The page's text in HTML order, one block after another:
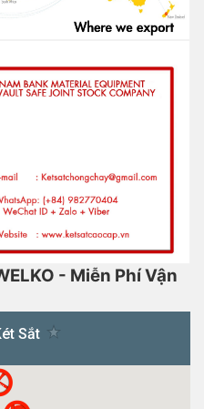
- Miễn Phí Vận